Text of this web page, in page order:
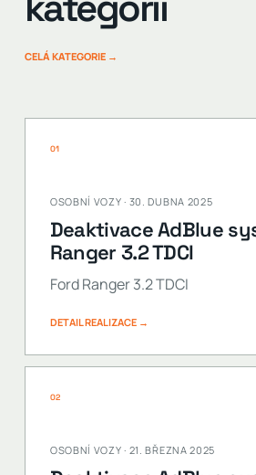
CELÁ KATEGORIE →
01
OSOBNÍ VOZY · 30. DUBNA 2025
Deaktivace AdBlue
Ranger 3.2 TDCI
Ford Ranger 3.2 TDCI
DETAIL REALIZACE →
02
OSOBNÍ VOZY · 21. BŘEZNA 2025